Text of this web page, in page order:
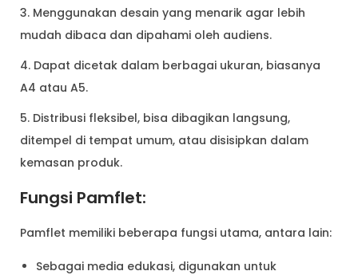
3. Menggunakan desain yang menarik agar lebih
mudah dibaca dan dipahami oleh audiens.
4. Dapat dicetak dalam berbagai ukuran, biasanya
A4 atau A5.
5. Distribusi fleksibel, bisa dibagikan langsung,
ditempel di tempat umum, atau disisipkan dalam
kemasan produk.
Fungsi Pamflet:
Pamflet memiliki beberapa fungsi utama, antara lain:
Sebagai media edukasi, digunakan untuk